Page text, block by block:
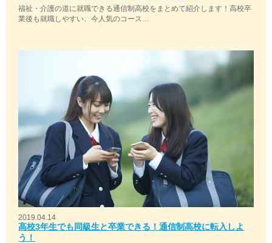
福祉・介護の道に就職できる通信制高校をまとめて紹介します！高校卒
業後も就職しやすい、今人気のコース…
2019.04.14
高校3年生でも同級生と卒業できる！通信制高校に転入しよ
う！